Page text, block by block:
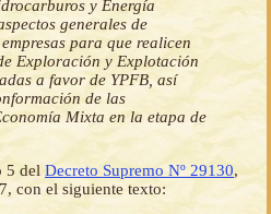
y Energía
generales de
para que realicen
Exploración y Explotación
a favor de YPFB, así
de las
Mixta en la etapa de
5 del Decreto Supremo Nº 29130,
con el siguiente texto: